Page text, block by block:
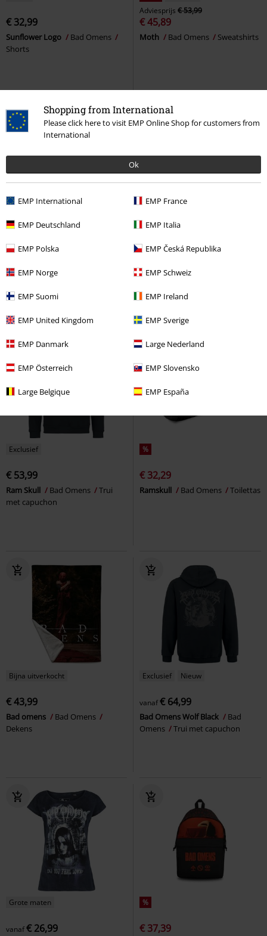
Shopping from International
Please click here to visit EMP Online Shop for customers from
International
Ok
EMP International EMP France
EMP Deutschland EMP Italia
EMP Polska EMP Česká Republika
EMP Norge EMP Schweiz
EMP Suomi EMP Ireland
EMP United Kingdom EMP Sverige
EMP Danmark Large Nederland
EMP Österreich EMP Slovensko
Large Belgique EMP España
€ 32,99
Sunflower Logo
Bad Omens
Shorts
Adviesprijs € 53,99
€ 45,89
Moth Bad Omens Sweatshirts
-25%
Bijna uitverkocht
vanaf€ 19,99 € 18,99
Jewelcase
Exclusief
€ 53,99
Ram Skull Bad Omens
Trui
met capuchon
%
€ 32,29
Ramskull Bad Omens Toilettas
Bijna uitverkocht
€ 43,99
Bad omens
Bad Omens
Dekens
Exclusief Nieuw
vanaf€ 64,99
Bad Omens Wolf Black
Bad
Omens
Trui met capuchon
Grote maten
vanaf€ 26,99
%
€ 37,39